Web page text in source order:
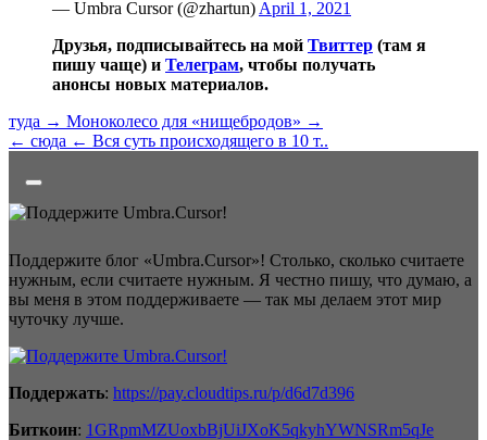
— Umbra Cursor (@zhartun) April 1, 2021
Друзья, подписывайтесь на мой Твиттер (там я
пишу чаще) и Телеграм, чтобы получать
анонсы новых материалов.
туда → Моноколесо для «нищебродов» →
← сюда ← Вся суть происходящего в 10 т..
Поддержите блог «Umbra.Cursor»! Столько, сколько считаете
нужным, если считаете нужным. Я честно пишу, что думаю, а
вы меня в этом поддерживаете — так мы делаем этот мир
чуточку лучше.
Поддержать: https://pay.cloudtips.ru/p/d6d7d396
Биткоин: 1GRpmMZUoxbBjUiJXoK5qkyhYWNSRm5qJe